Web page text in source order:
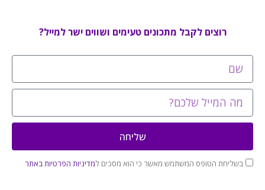
רוצים לקבל מתכונים טעימים ושווים ישר למייל?
בשליחת הטופס המשתמש מאשר כי הוא מסכים למדיניות הפרטיות באתר
שליחה